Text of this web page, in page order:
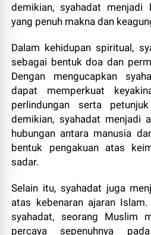
demikian, syahadat menjadi
yang penuh makna dan
Dalam kehidupan spiritual,
sebagai bentuk doa dan
Dengan mengucapkan
dapat memperkuat
perlindungan serta
demikian, syahadat menjadi
hubungan antara manusia
bentuk pengakuan atas
sadar.
Selain itu, syahadat juga
atas kebenaran ajaran
syahadat, seorang Muslim
percaya sepenuhnya